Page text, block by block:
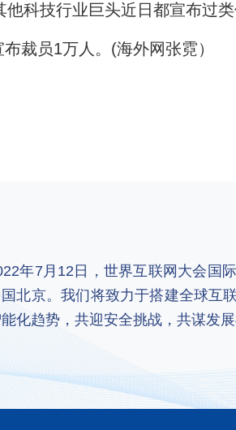
技行业巨头近日都宣布过
裁员1万人。(海外网张霓）
年7月12日，世界互联网大会国
北京。我们将致力于搭建全球互
化趋势，共迎安全挑战，共谋发